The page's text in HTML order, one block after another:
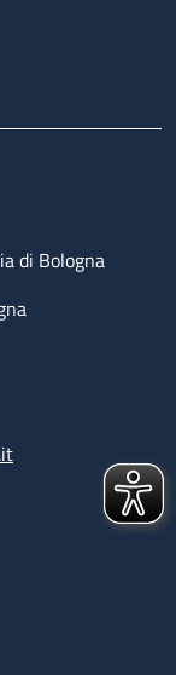
di Bologna